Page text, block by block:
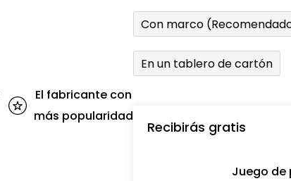
Con marco
En un tablero de cartón
Recibirás gratis
Juego de
El fabricante con
más popularidad